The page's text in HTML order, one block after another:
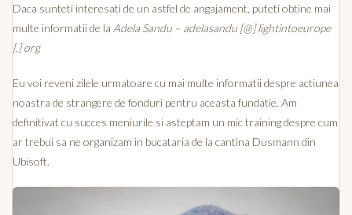
Daca sunteti interesati de un astfel de angajament, puteti obtine mai
multe informatii de la Adela Sandu – adelasandu [@] lightintoeurope
[.] org
Eu voi reveni zilele urmatoare cu mai multe informatii despre actiunea
noastra de strangere de fonduri pentru aceasta fundatie. Am
definitivat cu succes meniurile si asteptam un mic training despre cum
ar trebui sa ne organizam in bucataria de la cantina Dusmann din
Ubisoft.